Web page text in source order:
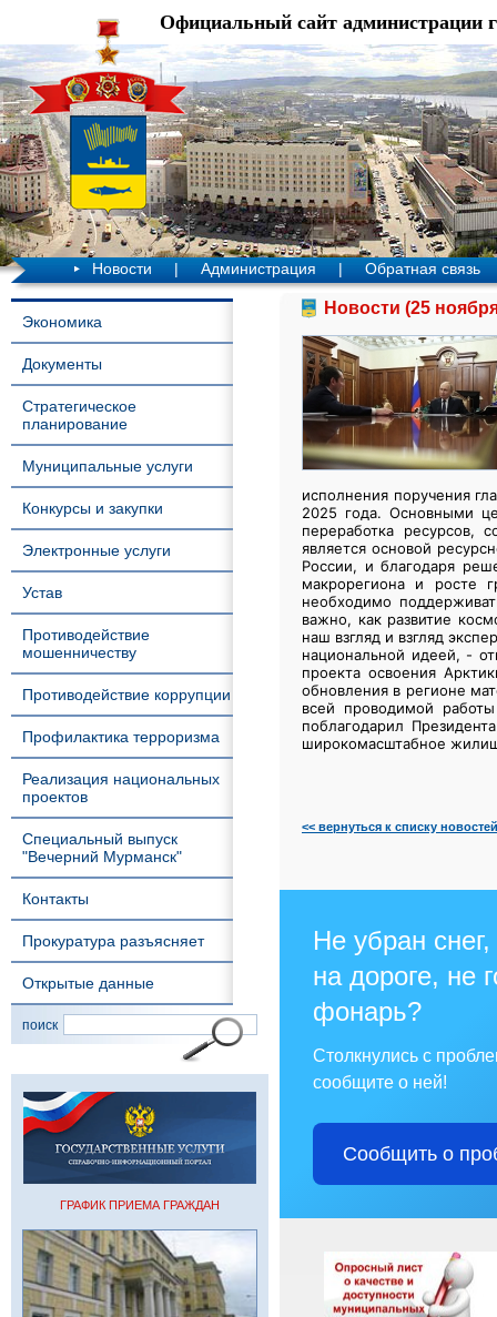
Официальный сайт администрации
Новости | Администрация | Обратная связь
Экономика
Документы
Стратегическое
планирование
Муниципальные услуги
Конкурсы и закупки
Электронные услуги
Устав
Противодействие
мошенничеству
Противодействие коррупции
Профилактика терроризма
Реализация национальных
проектов
Специальный выпуск
"Вечерний Мурманск"
Контакты
Прокуратура разъясняет
Открытые данные
поиск
ГРАФИК ПРИЕМА ГРАЖДАН
Новости (25
исполнения поручения
2025 года. Основными
переработка ресурсов,
является основой
России, и благодаря
макрорегиона и росте
необходимо
важно, как развитие
наш взгляд и взгляд
национальной идеей, -
проекта освоения
обновления в регионе
всей проводимой
поблагодарил
широкомасштабное
<< вернуться к списку новостей
Не убран
на дороге, не
фонарь?
Столкнулись с
сообщите о ней!
Сообщить о